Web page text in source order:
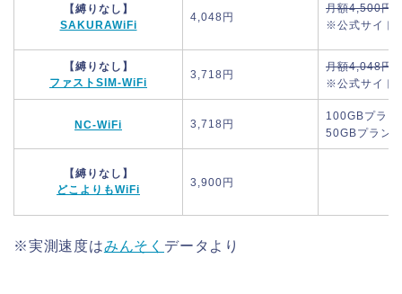
【縛りなし】
SAKURAWiFi
4,048円
月額4,500円
※公式サイト
【縛りなし】
ファストSIM-WiFi
3,718円
月額4,048円
※公式サイト
NC-WiFi 3,718円
100GBプラ
50GBプラン:
【縛りなし】
どこよりもWiFi
3,900円
※実測速度はみんそく データより